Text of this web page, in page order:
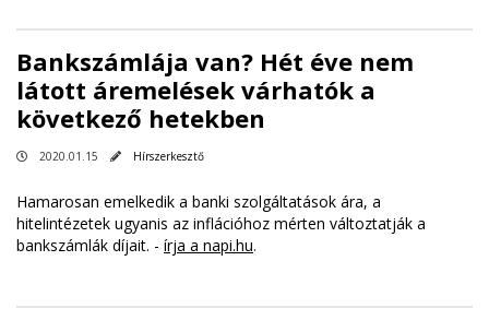
Bankszámlája van? Hét éve nem
látott áremelések várhatók a
következő hetekben
2020.01.15 Hírszerkesztő
Hamarosan emelkedik a banki szolgáltatások ára, a
hitelintézetek ugyanis az inflációhoz mérten változtatják a
bankszámlák díjait. - írja a napi.hu.